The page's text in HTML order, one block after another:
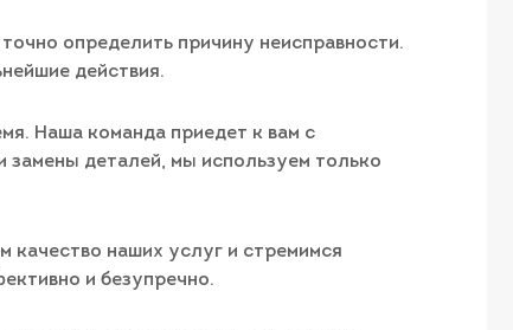
определить причину неисправности.
действия.
Наша команда приедет к вам с
деталей, мы используем только
качество наших услуг и стремимся
и безупречно.